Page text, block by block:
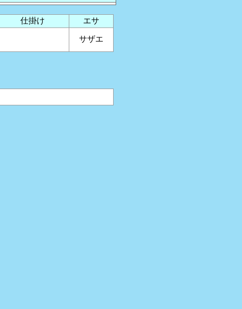
仕掛け エサ
サザエ